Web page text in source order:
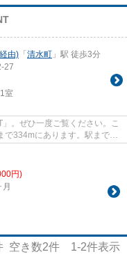
由) 「 清水町 」駅 徒歩3分
27
1室
。ぜひ一度ご覧ください。こ
で334mにあります。駅まで徒
円)
空き数2件 1-2件表示